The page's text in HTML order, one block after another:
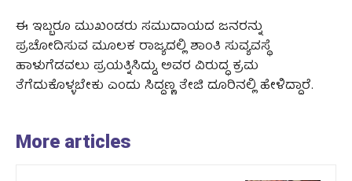
ಈ ಇಬ್ಬರೂ ಮುಖಂಡರು ಸಮುದಾಯದ ಜನರನ್ನು
ಪ್ರಚೋದಿಸುವ ಮೂಲಕ ರಾಜ್ಯದಲ್ಲಿ ಶಾಂತಿ ಸುವ್ಯವಸ್ಥೆ
ಹಾಳುಗೆಡವಲು ಪ್ರಯತ್ನಿಸಿದ್ದು, ಅವರ ವಿರುದ್ಧ ಕ್ರಮ
ತೆಗೆದುಕೊಳ್ಳಬೇಕು ಎಂದು ಸಿದ್ದಣ್ಣ ತೇಜಿ ದೂರಿನಲ್ಲಿ ಹೇಳಿದ್ದಾರೆ.
More articles